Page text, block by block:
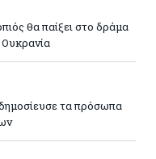
θα παίξει στο δράμα
Ουκρανία
τα πρόσωπα